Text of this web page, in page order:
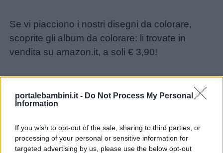
portalebambini.it - Do Not Process My Personal
Information
If you wish to opt-out of the sale, sharing to third parties, or
processing of your personal or sensitive information for
targeted advertising by us, please use the below opt-out
Se vi piacciono i nostri disegni da colorare,
scoprite gli album da colorare: li trovate in
vendita su amazon.it, a soli € 3,90!